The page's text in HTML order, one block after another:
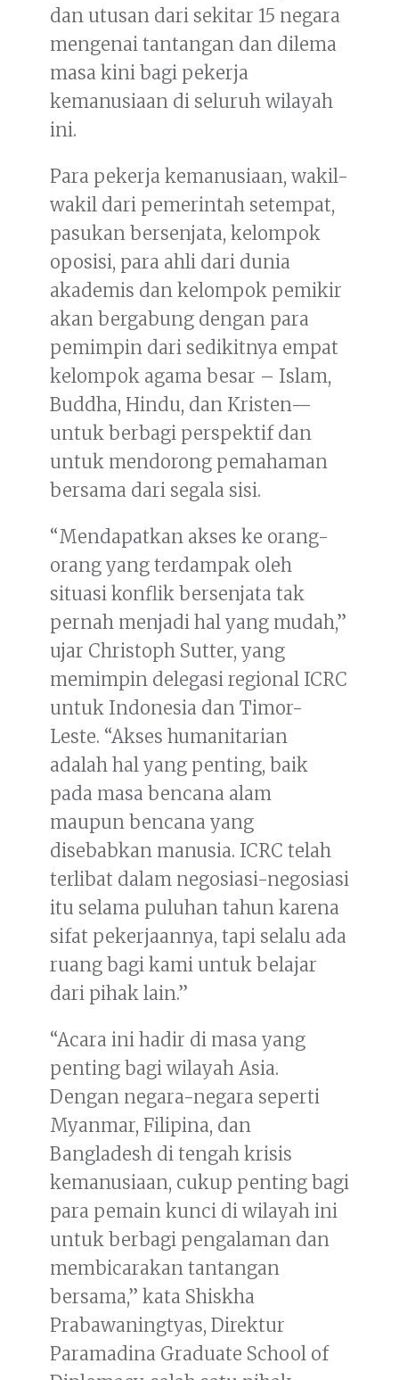
dan utusan dari sekitar 15 negara
mengenai tantangan dan dilema
masa kini bagi pekerja
kemanusiaan di seluruh wilayah
ini.
Para pekerja kemanusiaan, wakil-
wakil dari pemerintah setempat,
pasukan bersenjata, kelompok
oposisi, para ahli dari dunia
akademis dan kelompok pemikir
akan bergabung dengan para
pemimpin dari sedikitnya empat
kelompok agama besar – Islam,
Buddha, Hindu, dan Kristen—
untuk berbagi perspektif dan
untuk mendorong pemahaman
bersama dari segala sisi.
“Mendapatkan akses ke orang-
orang yang terdampak oleh
situasi konflik bersenjata tak
pernah menjadi hal yang mudah,”
ujar Christoph Sutter, yang
memimpin delegasi regional ICRC
untuk Indonesia dan Timor-
Leste. “Akses humanitarian
adalah hal yang penting, baik
pada masa bencana alam
maupun bencana yang
disebabkan manusia. ICRC telah
terlibat dalam negosiasi-negosiasi
itu selama puluhan tahun karena
sifat pekerjaannya, tapi selalu ada
ruang bagi kami untuk belajar
dari pihak lain.”
“Acara ini hadir di masa yang
penting bagi wilayah Asia.
Dengan negara-negara seperti
Myanmar, Filipina, dan
Bangladesh di tengah krisis
kemanusiaan, cukup penting bagi
para pemain kunci di wilayah ini
untuk berbagi pengalaman dan
membicarakan tantangan
bersama,” kata Shiskha
Prabawaningtyas, Direktur
Paramadina Graduate School of